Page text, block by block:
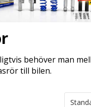
behöver man
till bilen.